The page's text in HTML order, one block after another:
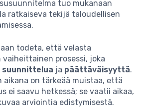
tuo mukanaan
ratkaiseva tekijä taloudellisen
todeta, että velasta
prosessi, joka
suunnittelua ja päättäväisyyttä.
aikana on tärkeää muistaa, että
ei saavu hetkessä; se vaatii aikaa,
arviointia edistymisestä.